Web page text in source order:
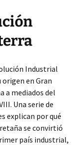
Industrial
origen en Gran
a mediados del
Una serie de
explican por qué
se convirtió
país industrial,